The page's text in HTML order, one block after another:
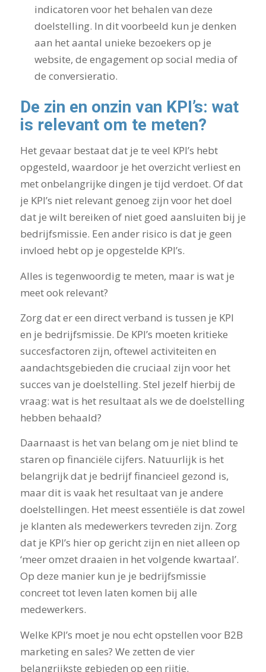
indicatoren voor het behalen van deze
doelstelling. In dit voorbeeld kun je denken
aan het aantal unieke bezoekers op je
website, de engagement op social media of
de conversieratio.
De zin en onzin van KPI’s: wat
is relevant om te meten?
Het gevaar bestaat dat je te veel KPI’s hebt
opgesteld, waardoor je het overzicht verliest en
met onbelangrijke dingen je tijd verdoet. Of dat
je KPI’s niet relevant genoeg zijn voor het doel
dat je wilt bereiken of niet goed aansluiten bij je
bedrijfsmissie. Een ander risico is dat je geen
invloed hebt op je opgestelde KPI’s.
Alles is tegenwoordig te meten, maar is wat je
meet ook relevant?
Zorg dat er een direct verband is tussen je KPI
en je bedrijfsmissie. De KPI’s moeten kritieke
succesfactoren zijn, oftewel activiteiten en
aandachtsgebieden die cruciaal zijn voor het
succes van je doelstelling. Stel jezelf hierbij de
vraag: wat is het resultaat als we de doelstelling
hebben behaald?
Daarnaast is het van belang om je niet blind te
staren op financiële cijfers. Natuurlijk is het
belangrijk dat je bedrijf financieel gezond is,
maar dit is vaak het resultaat van je andere
doelstellingen. Het meest essentiële is dat zowel
je klanten als medewerkers tevreden zijn. Zorg
dat je KPI’s hier op gericht zijn en niet alleen op
‘meer omzet draaien in het volgende kwartaal’.
Op deze manier kun je je bedrijfsmissie
concreet tot leven laten komen bij alle
medewerkers.
Welke KPI’s moet je nou echt opstellen voor B2B
marketing en sales? We zetten de vier
belangrijkste gebieden op een rijtje.